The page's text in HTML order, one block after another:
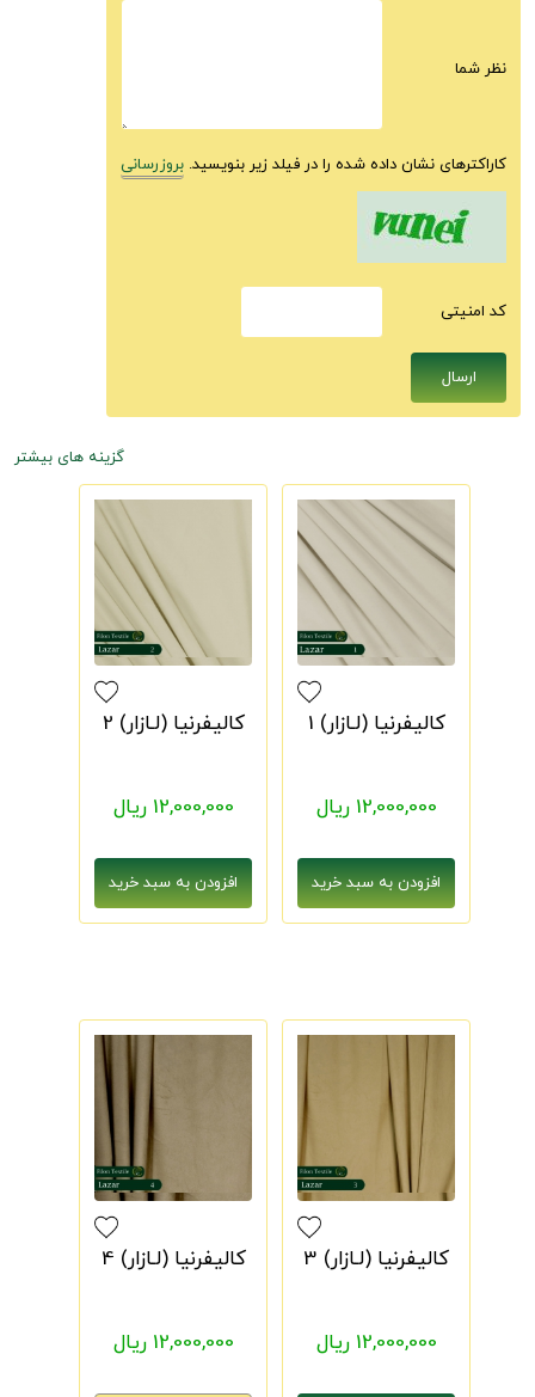
نظر شما
کاراکترهای نشان داده شده را در فیلد زیر بنویسید. بروزرسانی
كد امنيتى
گزینه های بیشتر
کالیفرنیا (لـازار) 1
12,000,000 ریال
کالیفرنیا (لـازار) 2
12,000,000 ریال
کالیفرنیا (لـازار) 3
12,000,000 ریال
کالیفرنیا (لـازار) 4
12,000,000 ریال